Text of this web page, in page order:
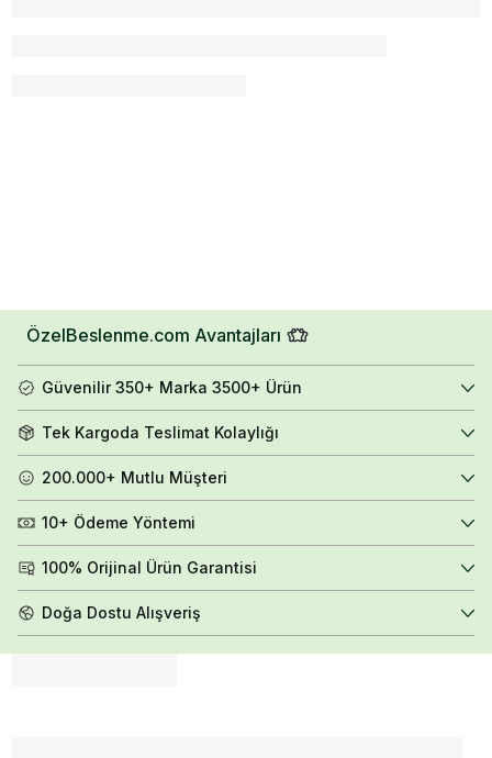
ÖzelBeslenme.com Avantajları
Güvenilir 350+ Marka 3500+ Ürün
Tek Kargoda Teslimat Kolaylığı
200.000+ Mutlu Müşteri
10+ Ödeme Yöntemi
100% Orijinal Ürün Garantisi
Doğa Dostu Alışveriş